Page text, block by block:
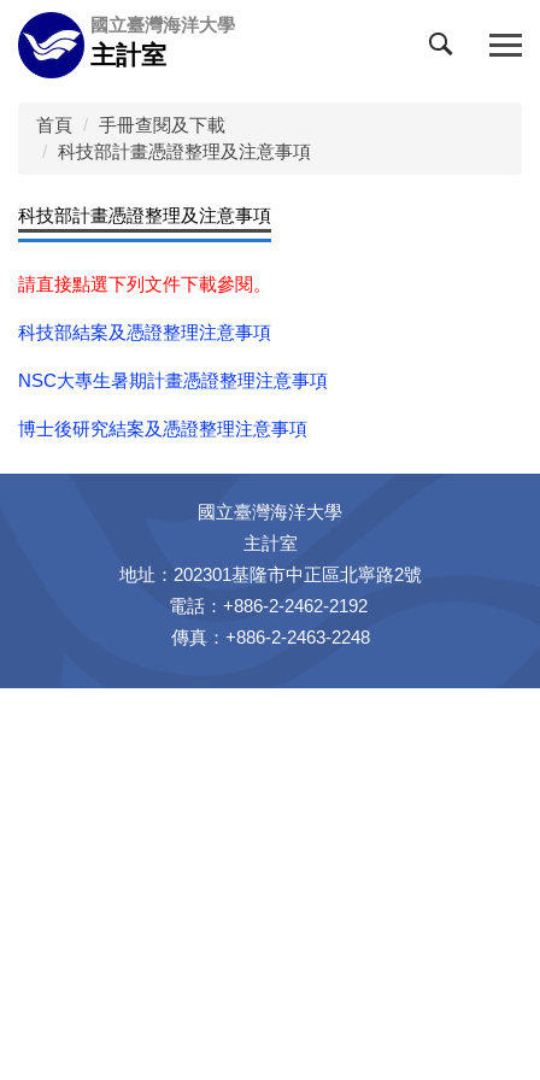
跳
到
主
國立臺灣海洋大學
主計室
首頁
手冊查閱及下載
科技部計畫憑證整理及注意事項
科技部計畫憑證整理及注意事項
請直接點選下列文件下載參閱。
科技部結案及憑證整理注意事項
NSC大專生暑期計畫憑證整理注意事項
博士後研究結案及憑證整理注意事項
國立臺灣海洋大學
主計室
地址：202301基隆市中正區北寧路2號
電話：+886-2-2462-2192
傳真：+886-2-2463-2248